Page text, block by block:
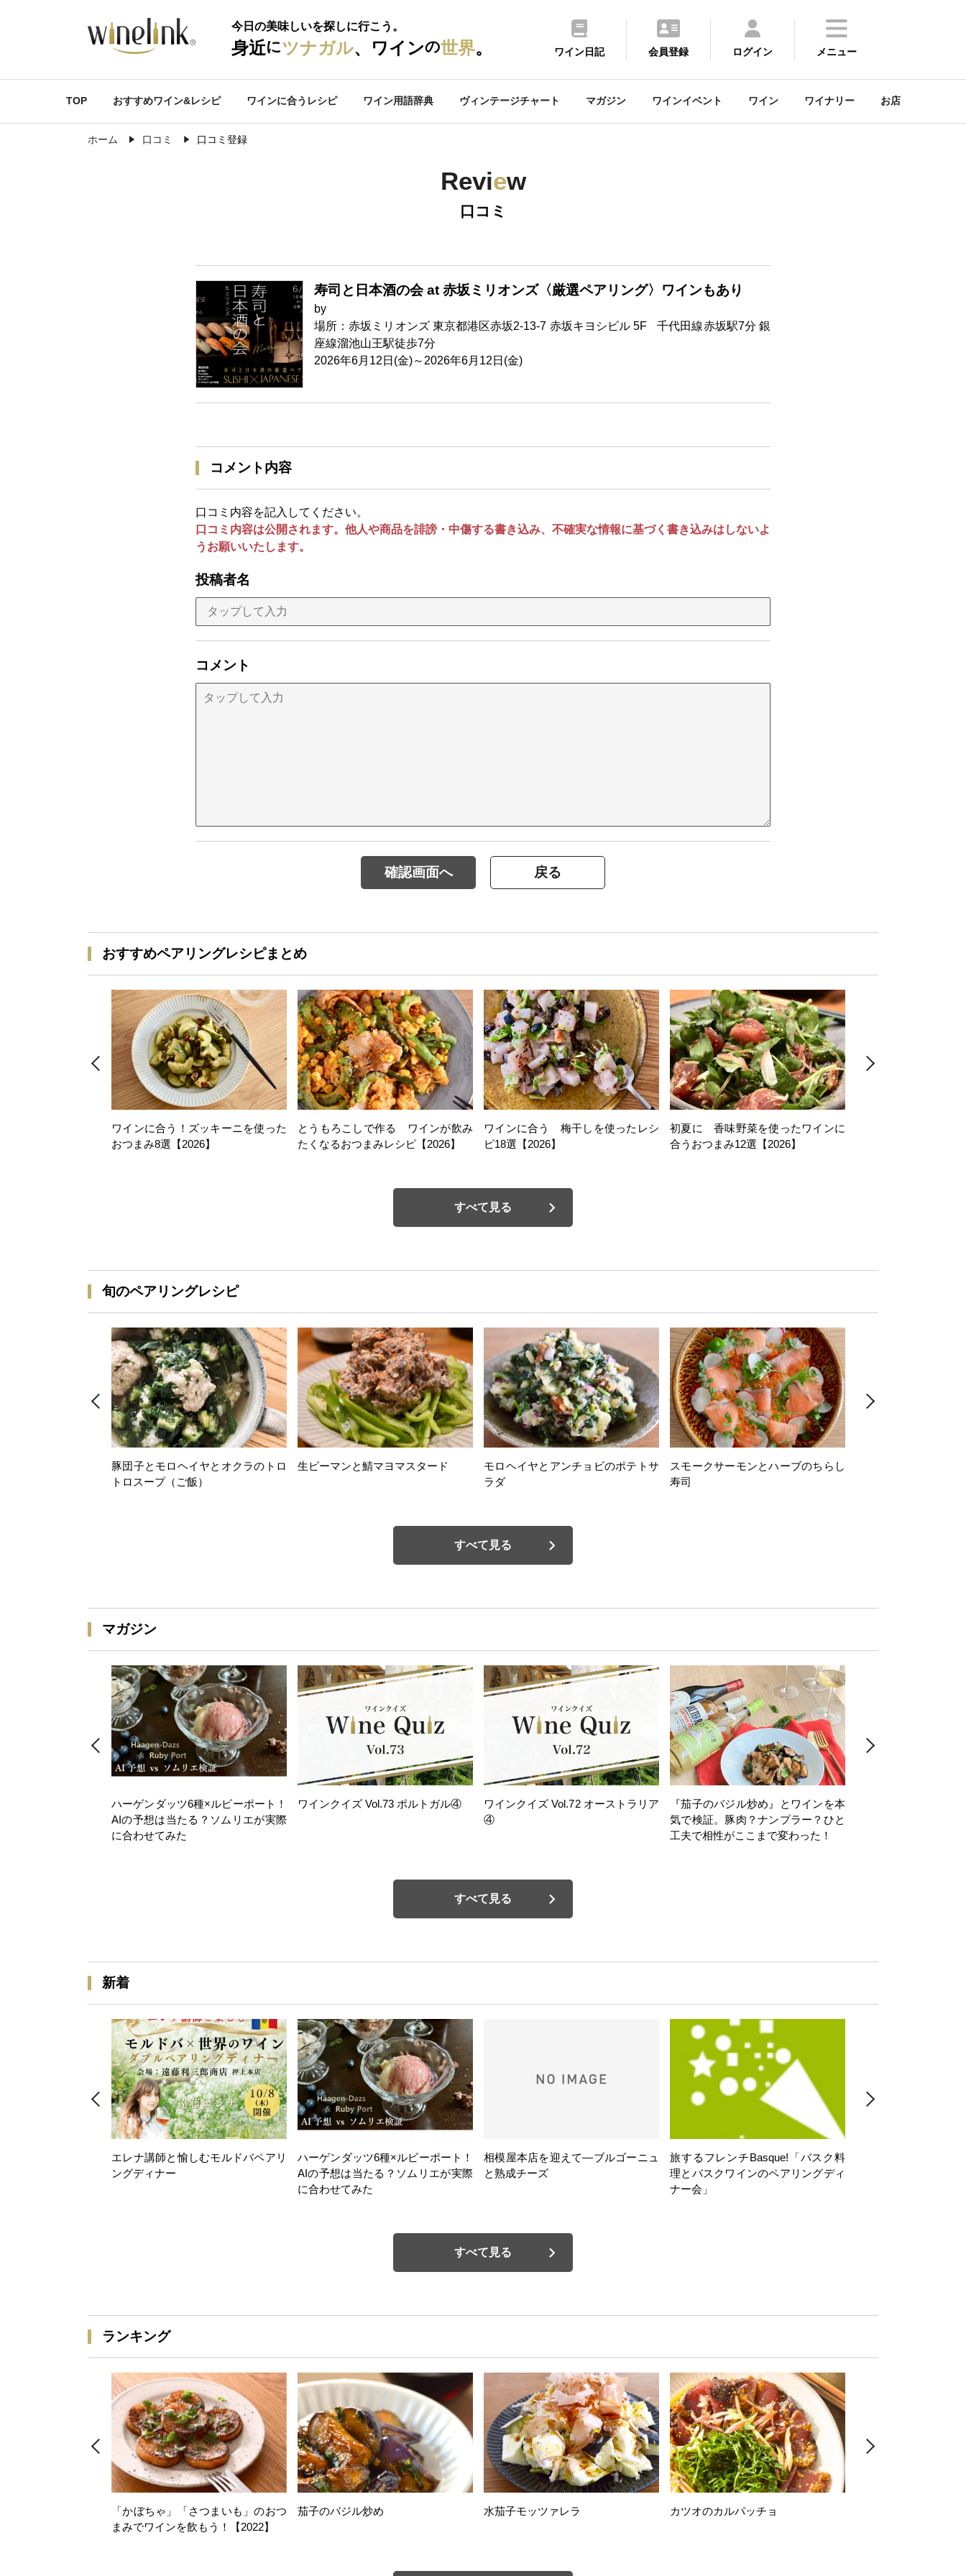
今日の美味しいを探しに行こう。
身近にツナガル、ワインの世界。 ワイン日記 会員登録 ログイン メニュー
TOP おすすめワイン&レシピ ワインに合うレシピ ワイン用語辞典 ヴィンテージチャート マガジン ワインイベント ワイン ワイナリー お店
ホーム 口コミ 口コミ登録
Review
口コミ
寿司と日本酒の会 at 赤坂ミリオンズ〈厳選ペアリング〉ワインもあり
by
場所：赤坂ミリオンズ 東京都港区赤坂2-13-7 赤坂キヨシビル 5F 千代田線赤坂駅7分 銀
座線溜池山王駅徒歩7分
2026年6月12日(金)～2026年6月12日(金)
コメント内容
口コミ内容を記入してください。
口コミ内容は公開されます。他人や商品を誹謗・中傷する書き込み、不確実な情報に基づく書き込みはしないよ
うお願いいたします。
投稿者名
コメント
確認画面へ 戻る
おすすめペアリングレシピまとめ
ワインに合う！ズッキーニを使った
おつまみ8選【2026】
とうもろこしで作る ワインが飲み
たくなるおつまみレシピ【2026】
ワインに合う 梅干しを使ったレシ
ピ18選【2026】
初夏に 香味野菜を使ったワインに
合うおつまみ12選【2026】
すべて見る
旬のペアリングレシピ
豚団子とモロヘイヤとオクラのトロ
トロスープ（ご飯）
生ピーマンと鯖マヨマスタード
モロヘイヤとアンチョビのポテトサ
ラダ
スモークサーモンとハーブのちらし
寿司
すべて見る
マガジン
ハーゲンダッツ6種×ルビーポート！
AIの予想は当たる？ソムリエが実際
に合わせてみた
ワインクイズ Vol.73 ポルトガル④
ワインクイズ Vol.72 オーストラリア
④
『茄子のバジル炒め』とワインを本
気で検証。豚肉？ナンプラー？ひと
工夫で相性がここまで変わった！
すべて見る
新着
エレナ講師と愉しむモルドバペアリ
ングディナー
ハーゲンダッツ6種×ルビーポート！
AIの予想は当たる？ソムリエが実際
に合わせてみた
相模屋本店を迎えて―ブルゴーニュ
と熟成チーズ
旅するフレンチBasque!「バスク料
理とバスクワインのペアリングディ
ナー会」
すべて見る
ランキング
「かぼちゃ」「さつまいも」のおつ
まみでワインを飲もう！【2022】
茄子のバジル炒め 水茄子モッツァレラ カツオのカルパッチョ